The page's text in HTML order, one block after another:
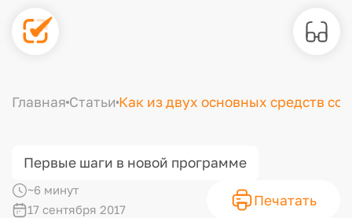
Главная Статьи Как из двух основных средств
Первые шаги в новой программе
~6 минут
17 сентября 2017
Печатать